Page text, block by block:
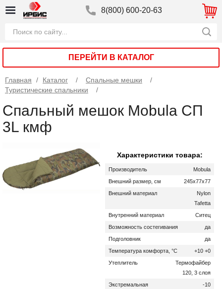
8(800) 600-20-63
ПЕРЕЙТИ В КАТАЛОГ
Главная / Каталог
Спальные мешки
Туристические спальники
Спальный мешок Mobula СП
3L кмф
Характеристики товара:
Производитель
Mobula
Внешний размер, см
245x77x77
Внешний материал
Nylon
Tafetta
Внутренний материал
Ситец
Возможность состегивания
да
Подголовник
да
Температура комфорта, °C
+10 +0
Утеплитель
Термофайбер
120, 3 слоя
Экстремальная
-10